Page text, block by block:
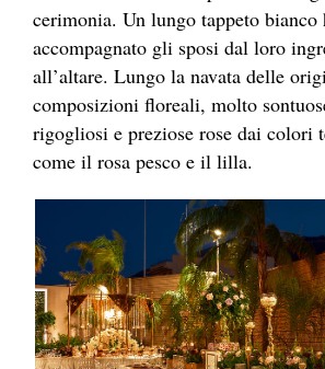
cerimonia. Un lungo tappeto bianco
accompagnato gli sposi dal loro
all’altare. Lungo la navata delle
composizioni floreali, molto
rigogliosi e preziose rose dai colori
come il rosa pesco e il lilla.